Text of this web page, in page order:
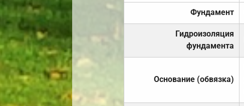
Фундамент
Гидроизоляция
фундамента
Основание (обвязка)